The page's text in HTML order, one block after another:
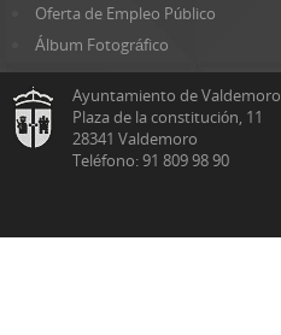
Oferta de Empleo Público
Álbum Fotográfico
Ayuntamiento de Valdemoro
Plaza de la constitución, 11
28341 Valdemoro
Teléfono: 91 809 98 90